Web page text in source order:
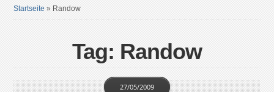
Startseite » Randow
Tag: Randow
27/05/2009